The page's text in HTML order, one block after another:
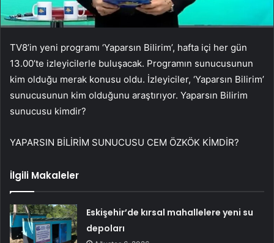
TV8’in yeni programı ‘Yaparsın Bilirim’, hafta içi her gün
13.00’te izleyicilerle buluşacak. Programın sunucusunun
kim olduğu merak konusu oldu. İzleyiciler, ‘Yaparsın Bilirim’
sunucusunun kim olduğunu araştırıyor. Yaparsın Bilirim
sunucusu kimdir?
YAPARSIN BİLİRİM SUNUCUSU CEM ÖZKÖK KİMDİR?
İlgili Makaleler
Eskişehir’de kırsal mahallelere yeni su
depoları